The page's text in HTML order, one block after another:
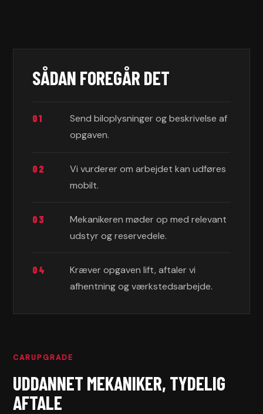
SÅDAN FOREGÅR DET
01
Send biloplysninger og beskrivelse af
opgaven.
02
Vi vurderer om arbejdet kan udføres
mobilt.
03
Mekanikeren møder op med relevant
udstyr og reservedele.
04
Kræver opgaven lift, aftaler vi
afhentning og værkstedsarbejde.
CARUPGRADE
UDDANNET MEKANIKER, TYDELIG
AFTALE